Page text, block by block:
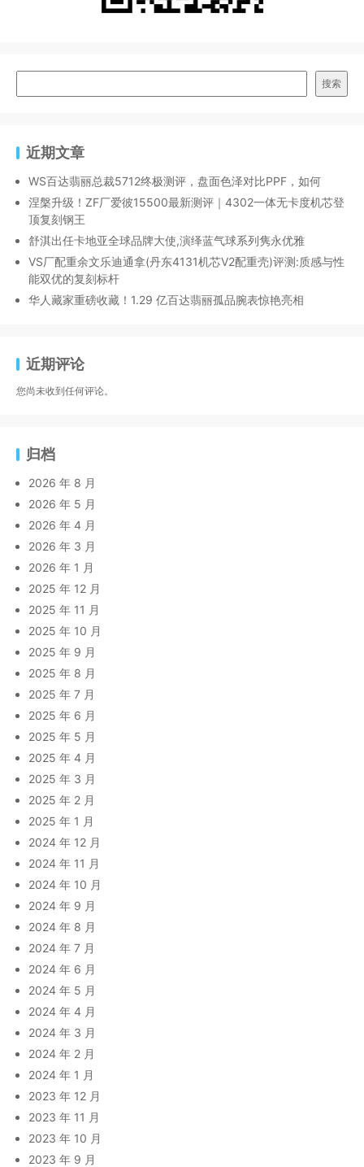
搜索
近期文章
WS百达翡丽总裁5712终极测评，盘面色泽对比PPF，如何
涅槃升级！ZF厂爱彼15500最新测评｜4302一体无卡度机芯登
顶复刻钢王
舒淇出任卡地亚全球品牌大使,演绎蓝气球系列隽永优雅
VS厂配重余文乐迪通拿(丹东4131机芯V2配重壳)评测:质感与性
能双优的复刻标杆
华人藏家重磅收藏！1.29 亿百达翡丽孤品腕表惊艳亮相
近期评论
您尚未收到任何评论。
归档
2026 年 8 月
2026 年 5 月
2026 年 4 月
2026 年 3 月
2026 年 1 月
2025 年 12 月
2025 年 11 月
2025 年 10 月
2025 年 9 月
2025 年 8 月
2025 年 7 月
2025 年 6 月
2025 年 5 月
2025 年 4 月
2025 年 3 月
2025 年 2 月
2025 年 1 月
2024 年 12 月
2024 年 11 月
2024 年 10 月
2024 年 9 月
2024 年 8 月
2024 年 7 月
2024 年 6 月
2024 年 5 月
2024 年 4 月
2024 年 3 月
2024 年 2 月
2024 年 1 月
2023 年 12 月
2023 年 11 月
2023 年 10 月
2023 年 9 月